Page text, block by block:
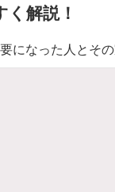
解説！
になった人とそ